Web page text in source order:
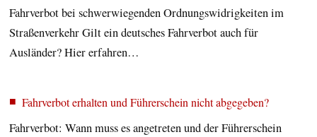
Fahrverbot bei schwerwiegenden Ordnungswidrigkeiten im
Straßenverkehr Gilt ein deutsches Fahrverbot auch für
Ausländer? Hier erfahren…
Fahrverbot erhalten und Führerschein nicht abgegeben?
Fahrverbot: Wann muss es angetreten und der Führerschein